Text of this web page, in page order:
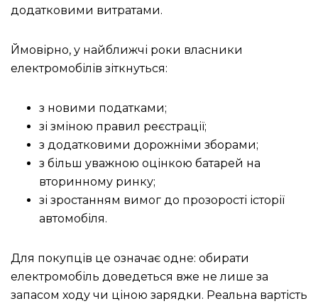
додатковими витратами.
Ймовірно, у найближчі роки власники
електромобілів зіткнуться:
з новими податками;
зі зміною правил реєстрації;
з додатковими дорожніми зборами;
з більш уважною оцінкою батарей на
вторинному ринку;
зі зростанням вимог до прозорості історії
автомобіля.
Для покупців це означає одне: обирати
електромобіль доведеться вже не лише за
запасом ходу чи ціною зарядки. Реальна вартість